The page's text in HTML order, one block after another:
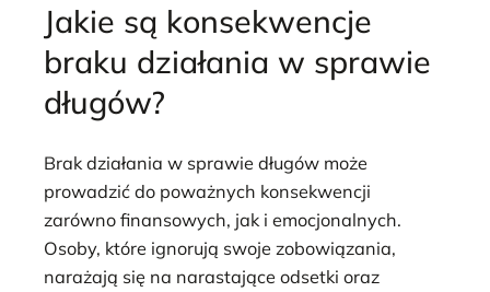
Jakie są konsekwencje
braku działania w sprawie
długów?
Brak działania w sprawie długów może
prowadzić do poważnych konsekwencji
zarówno finansowych, jak i emocjonalnych.
Osoby, które ignorują swoje zobowiązania,
narażają się na narastające odsetki oraz